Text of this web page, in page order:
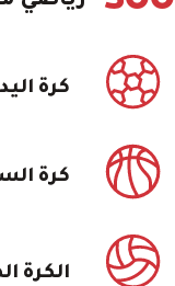
كرة اليد
كرة
الكرة